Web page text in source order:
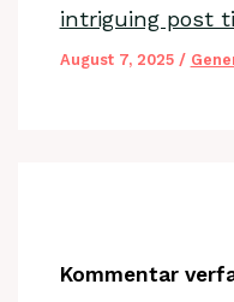
intriguing post
August 7, 2025 /
Kommentar